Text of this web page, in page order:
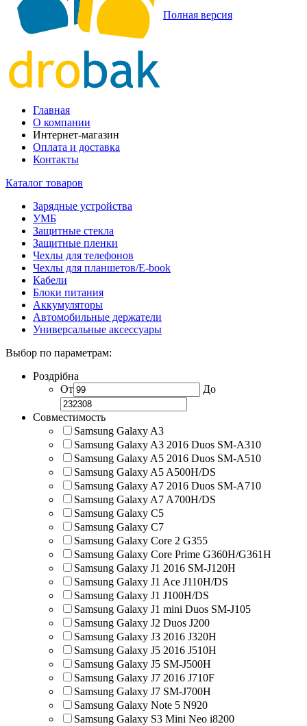
Полная версия
Главная
О компании
Интернет-магазин
Оплата и доставка
Контакты
Каталог товаров
Зарядные устройства
УМБ
Защитные стекла
Защитные пленки
Чехлы для телефонов
Чехлы для планшетов/E-book
Кабели
Блоки питания
Аккумуляторы
Автомобильные держатели
Универсальные аксессуары
Выбор по параметрам:
Роздрібна
От
До
Совместимость
Samsung Galaxy A3
Samsung Galaxy A3 2016 Duos SM-A310
Samsung Galaxy A5 2016 Duos SM-A510
Samsung Galaxy A5 A500H/DS
Samsung Galaxy A7 2016 Duos SM-A710
Samsung Galaxy A7 A700H/DS
Samsung Galaxy C5
Samsung Galaxy C7
Samsung Galaxy Core 2 G355
Samsung Galaxy Core Prime G360H/G361H
Samsung Galaxy J1 2016 SM-J120H
Samsung Galaxy J1 Ace J110H/DS
Samsung Galaxy J1 J100H/DS
Samsung Galaxy J1 mini Duos SM-J105
Samsung Galaxy J2 Duos J200
Samsung Galaxy J3 2016 J320H
Samsung Galaxy J5 2016 J510H
Samsung Galaxy J5 SM-J500H
Samsung Galaxy J7 2016 J710F
Samsung Galaxy J7 SM-J700H
Samsung Galaxy Note 5 N920
Samsung Galaxy S3 Mini Neo i8200